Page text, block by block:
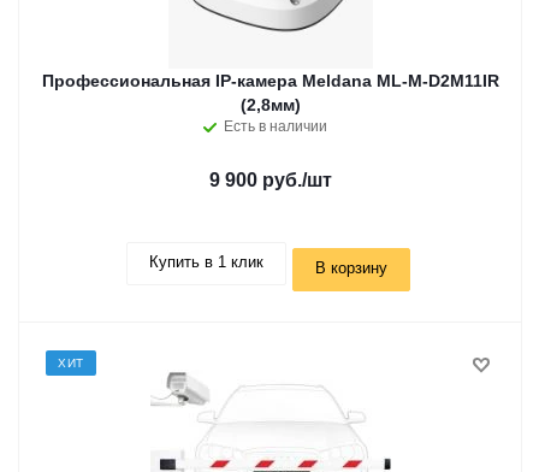
Профессиональная IP-камера Meldana ML-M-D2M11IR
(2,8мм)
Есть в наличии
9 900 руб./шт
Купить в 1 клик В корзину
ХИТ